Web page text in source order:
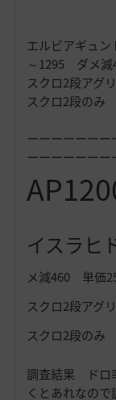
エルビアギュ
～1295 ダメ
スクロ2段アグ
スクロ2段の
ーーーーーー
ーーーーーー
イスラヒ
メ減460 単価
スクロ2段ア
スクロ2段の
調査結果 ドロ
くとあれなので